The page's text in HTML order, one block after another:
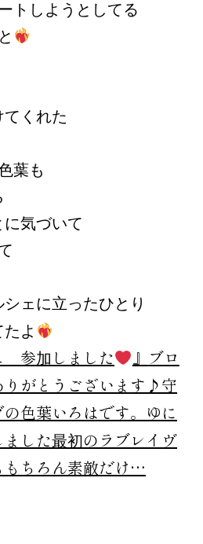
トしようとしてる
くれた
葉も
気づいて
ェに立ったひとり
よ
参加しました 』 ブロ
りがとうございます♪守
色葉いろはです。ゆに
ました最初のラブレイヴ
もちろん素敵だけ…